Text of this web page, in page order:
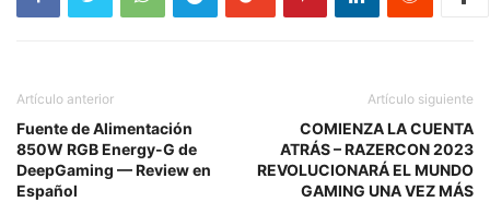
Artículo anterior
Fuente de Alimentación
850W RGB Energy-G de
DeepGaming — Review en
Español
Artículo siguiente
COMIENZA LA CUENTA
ATRÁS – RAZERCON 2023
REVOLUCIONARÁ EL MUNDO
GAMING UNA VEZ MÁS